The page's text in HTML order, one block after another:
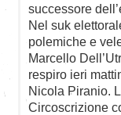
successore
Nel suk
polemiche e
Marcello
respiro ieri
Nicola Piranio.
Circoscrizione